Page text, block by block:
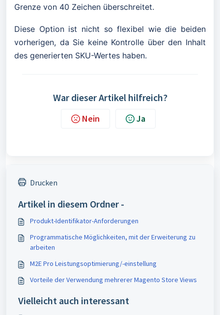
Grenze von 40 Zeichen überschreitet.
Diese Option ist nicht so flexibel wie die beiden
vorherigen, da Sie keine Kontrolle über den Inhalt
des generierten SKU-Wertes haben.
War dieser Artikel hilfreich?
Nein Ja
Drucken
Artikel in diesem Ordner -
Produkt-Identifikator-Anforderungen
Programmatische Möglichkeiten, mit der Erweiterung zu
arbeiten
M2E Pro Leistungsoptimierung/-einstellung
Vorteile der Verwendung mehrerer Magento Store Views
Vielleicht auch interessant